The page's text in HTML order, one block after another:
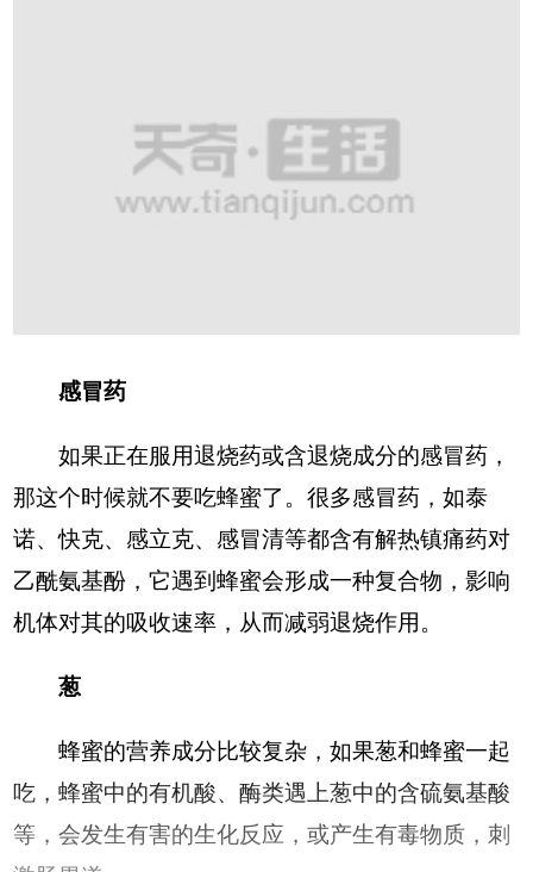
感冒药
如果正在服用退烧药或含退烧成分的感冒药，
那这个时候就不要吃蜂蜜了。很多感冒药，如泰
诺、快克、感立克、感冒清等都含有解热镇痛药对
乙酰氨基酚，它遇到蜂蜜会形成一种复合物，影响
机体对其的吸收速率，从而减弱退烧作用。
葱
蜂蜜的营养成分比较复杂，如果葱和蜂蜜一起
吃，蜂蜜中的有机酸、酶类遇上葱中的含硫氨基酸
等，会发生有害的生化反应，或产生有毒物质，刺